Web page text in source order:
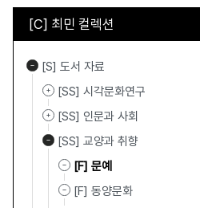
[C] 최민 컬렉션
[S] 도서 자료
[SS] 시각문화연구
[SS] 인문과 사회
[SS] 교양과 취향
[F] 문예
[F] 동양문화